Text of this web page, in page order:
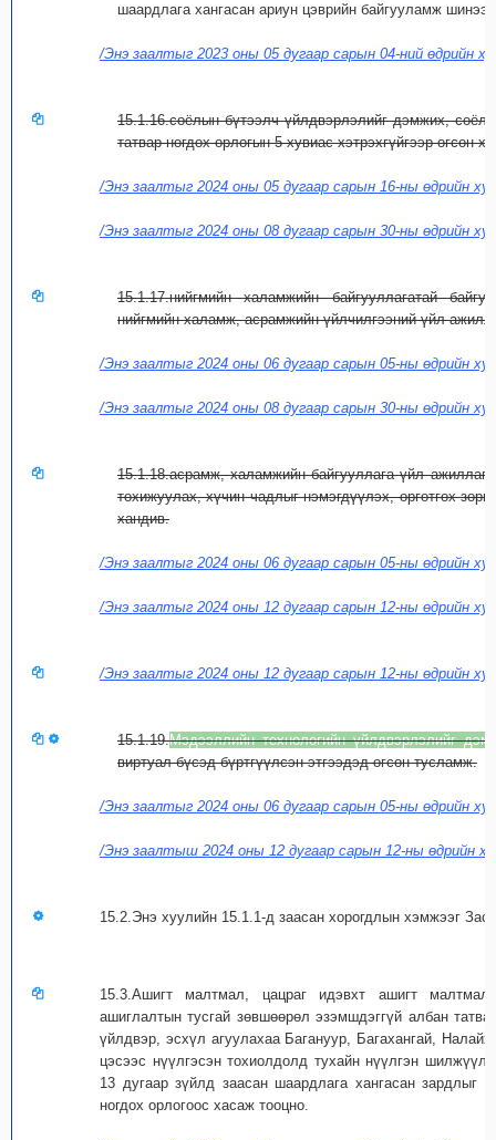
шаардлага хангасан ариун цэврийн байгууламж
/Энэ заалтыг 2023 оны 05 дугаар сарын 04-ний өдрийн
15.1.16.соёлын бүтээлч үйлдвэрлэлийг дэмжих,
татвар ногдох орлогын 5 хувиас хэтрэхгүйгээр өгсөн
/Энэ заалтыг 2024 оны 05 дугаар сарын 16-ны өдрийн
/Энэ заалтыг 2024 оны 08 дугаар сарын 30-ны өдрийн
15.1.17.нийгмийн халамжийн байгууллагатай
нийгмийн халамж, асрамжийн үйлчилгээний үйл
/Энэ заалтыг 2024 оны 06 дугаар сарын 05-ны өдрийн
/Энэ заалтыг 2024 оны 08 дугаар сарын 30-ны өдрийн
15.1.18.асрамж, халамжийн байгууллага үйл
тохижуулах, хүчин чадлыг нэмэгдүүлэх, өргөтгөх
хандив.
/Энэ заалтыг 2024 оны 06 дугаар сарын 05-ны өдрийн
/Энэ заалтыг 2024 оны 12 дугаар сарын 12-ны өдрийн
/Энэ заалтыг 2024 оны 12 дугаар сарын 12-ны өдрийн
15.1.19.Мэдээллийн технологийн үйлдвэрлэлийг
виртуал бүсэд бүртгүүлсэн этгээдэд өгсөн тусламж.
/Энэ заалтыг 2024 оны 06 дугаар сарын 05-ны өдрийн
/Энэ заалтыш 2024 оны 12 дугаар сарын 12-ны өдрийн
15.2.Энэ хуулийн 15.1.1-д заасан хорогдлын хэмжээг
15.3.Ашигт малтмал, цацраг идэвхт ашигт
ашиглалтын тусгай зөвшөөрөл эзэмшдэггүй aлбан
үйлдвэр, эсхүл агуулахаа Багануур, Багахангай,
цэсээс нүүлгэсэн тохиолдолд тухайн нүүлгэн
13 дугаар зүйлд заасан шаардлага хангасан зардлыг
ногдох орлогоос хасаж тооцно.